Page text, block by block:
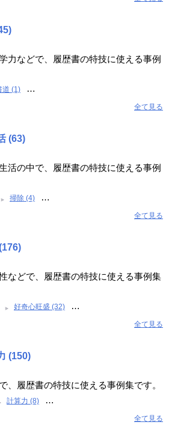
力などで、履歴書の特技に使える事例
道 (1) …
全て見る
(63)
活の中で、履歴書の特技に使える事例
掃除 (4) …
全て見る
などで、履歴書の特技に使える事例集
好奇心旺盛 (32) …
全て見る
(150)
、履歴書の特技に使える事例集です。
計算力 (8) …
全て見る